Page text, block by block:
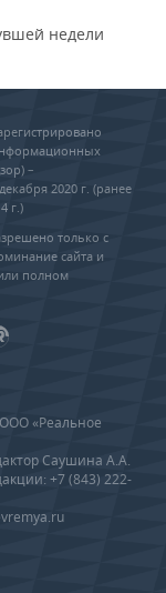
недели
–
2020 г. (ранее
г.)
только с
сайта и
полном
«Реальное
Саушина А.А.
+7 (843) 222-